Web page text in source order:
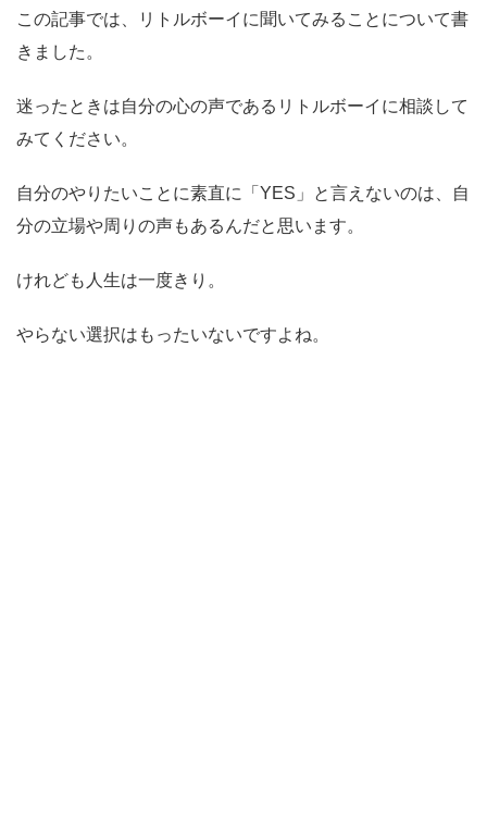
この記事では、リトルボーイに聞いてみることについて書
きました。
迷ったときは自分の心の声であるリトルボーイに相談して
みてください。
自分のやりたいことに素直に「YES」と言えないのは、自
分の立場や周りの声もあるんだと思います。
けれども人生は一度きり。
やらない選択はもったいないですよね。